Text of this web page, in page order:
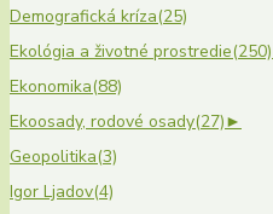
Demografická kríza(25)
Ekológia a životné prostredie(250)
Ekonomika(88)
Ekoosady, rodové osady(27)►
Geopolitika(3)
Igor Ljadov(4)